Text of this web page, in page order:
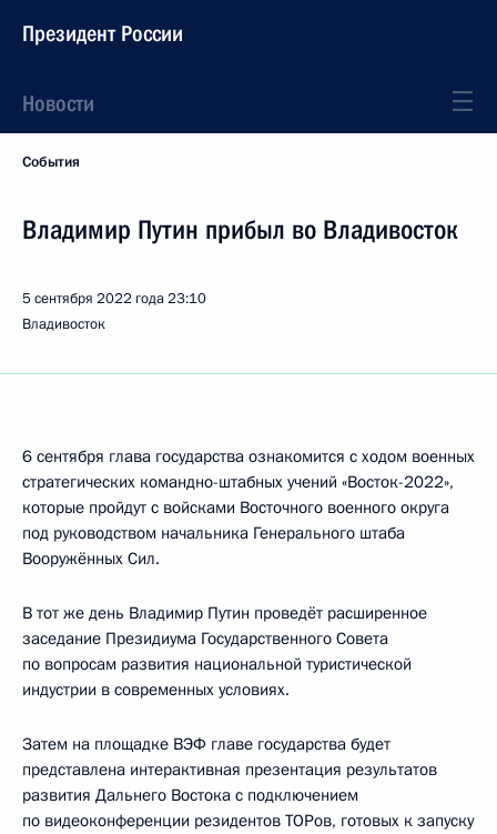
Президент России
Новости
События
Владимир Путин прибыл во Владивосток
5 сентября 2022 года23:10
Владивосток
6 сентября глава государства ознакомится с ходом военных
стратегических командно-штабных учений «Восток-2022»,
которые пройдут с войсками Восточного военного округа
под руководством начальника Генерального штаба
Вооружённых Сил.
В тот же день Владимир Путин проведёт расширенное
заседание Президиума Государственного Совета
по вопросам развития национальной туристической
индустрии в современных условиях.
Затем на площадке ВЭФ главе государства будет
представлена интерактивная презентация результатов
развития Дальнего Востока с подключением
по видеоконференции резидентов ТОРов, готовых к запуску